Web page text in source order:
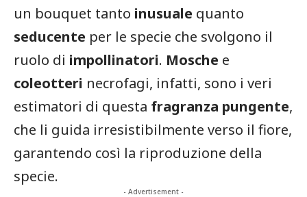
un bouquet tanto inusuale quanto
seducente per le specie che svolgono il
ruolo di impollinatori. Mosche e
coleotteri necrofagi, infatti, sono i veri
estimatori di questa fragranza pungente,
che li guida irresistibilmente verso il fiore,
garantendo così la riproduzione della
specie.
- Advertisement -